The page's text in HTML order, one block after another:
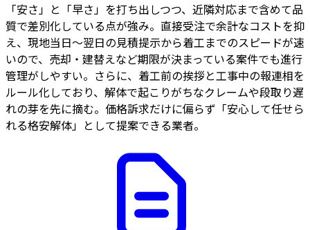
「安さ」と「早さ」を打ち出しつつ、近隣対応まで含めて品
質で差別化している点が強み。直接受注で余計なコストを抑
え、現地当日〜翌日の見積提示から着工までのスピードが速
いので、売却・建替えなど期限が決まっている案件でも進行
管理がしやすい。さらに、着工前の挨拶と工事中の報連相を
ルール化しており、解体で起こりがちなクレームや段取り遅
れの芽を先に摘む。価格訴求だけに偏らず「安心して任せら
れる格安解体」として提案できる業者。